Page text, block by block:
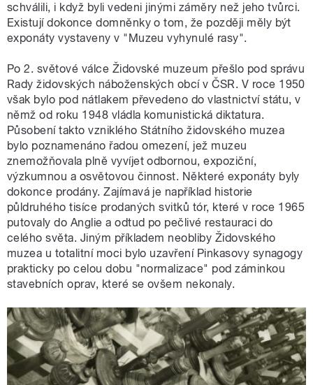
schválili, i když byli vedeni jinými záměry než jeho tvůrci.
Existují dokonce domněnky o tom, že později měly být
exponáty vystaveny v "Muzeu vyhynulé rasy".
Po 2. světové válce Židovské muzeum přešlo pod správu
Rady židovských náboženských obcí v ČSR. V roce 1950
však bylo pod nátlakem převedeno do vlastnictví státu, v
němž od roku 1948 vládla komunistická diktatura.
Působení takto vzniklého Státního židovského muzea
bylo poznamenáno řadou omezení, jež muzeu
znemožňovala plně vyvíjet odbornou, expoziční,
výzkumnou a osvětovou činnost. Některé exponáty byly
dokonce prodány. Zajímavá je například historie
půldruhého tisíce prodaných svitků tór, které v roce 1965
putovaly do Anglie a odtud po pečlivé restauraci do
celého světa. Jiným příkladem neobliby Židovského
muzea u totalitní moci bylo uzavření Pinkasovy synagogy
prakticky po celou dobu "normalizace" pod záminkou
stavebních oprav, které se ovšem nekonaly.